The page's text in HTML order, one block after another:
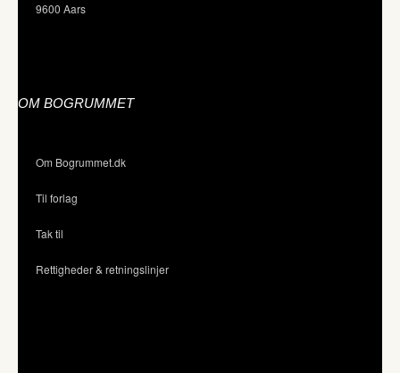
9600 Aars
OM BOGRUMMET
Om Bogrummet.dk
Til forlag
Tak til
Rettigheder & retningslinjer